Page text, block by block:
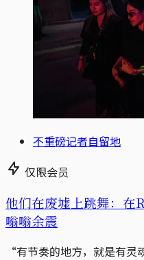
不重磅记者自留地
仅限会员
他们在废墟上跳舞：在
嗡嗡余震
“有节奏的地方，就是有灵